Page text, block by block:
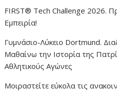
FIRST® Tech Challenge 2026.
Εμπειρία!
Γυμνάσιο-Λύκειο Dortmund.
Μαθαίνω την Ιστορία της
Αθλητικούς Αγώνες
Μοιραστείτε εύκολα τις